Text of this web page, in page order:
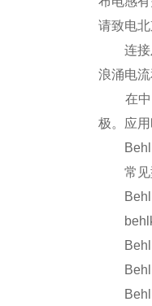
请致电
连接及
浪涌电
在中间
极。应
Behlke
常见型
behlke
Behlke
Behlke
Behlke